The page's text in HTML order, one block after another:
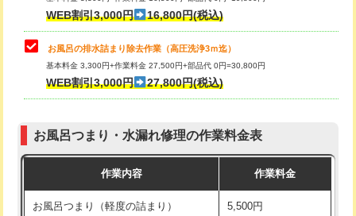
小便器トイレ脱着
その他部品の脱着 8,800円～
交換・取付（タンク）
交換・取付（普通便座） 11,000円+材料費
交換・取付（温水洗浄便座） 16,500円+材料費
交換・取付(単水栓（壁付・デッキ
13,200円+材料費
WEB割引3,000円 16,800円(税込)
お風呂の排水詰まり除去作業（高圧洗浄3ｍ迄）
基本料金 3,300円+作業料金 27,500円+部品代 0円=30,800円
WEB割引3,000円 27,800円(税込)
お風呂つまり・水漏れ修理の作業料金表
作業内容 作業料金
お風呂つまり（軽度の詰まり） 5,500円